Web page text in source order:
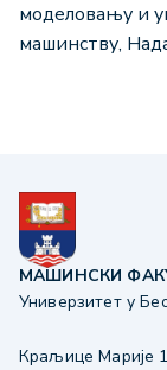
моделовању и
машинству,
МАШИНСКИ
Универзитет у
Краљице Марије